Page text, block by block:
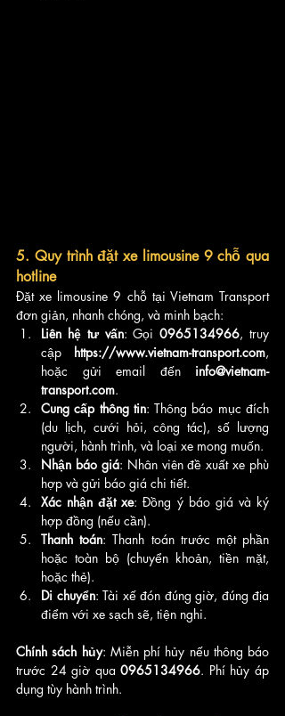
5. Quy trình đặt xe limousine 9 chỗ qua
hotline
Đặt xe limousine 9 chỗ tại Vietnam Transport
đơn giản, nhanh chóng, và minh bạch:
Liên hệ tư vấn: Gọi 0965134966, truy
cập https://www.vietnam-transport.com,
hoặc gửi email đến info@vietnam-
transport.com.
Cung cấp thông tin: Thông báo mục đích
(du lịch, cưới hỏi, công tác), số lượng
người, hành trình, và loại xe mong muốn.
Nhận báo giá: Nhân viên đề xuất xe phù
hợp và gửi báo giá chi tiết.
Xác nhận đặt xe: Đồng ý báo giá và ký
hợp đồng (nếu cần).
Thanh toán: Thanh toán trước một phần
hoặc toàn bộ (chuyển khoản, tiền mặt,
hoặc thẻ).
Di chuyển: Tài xế đón đúng giờ, đúng địa
điểm với xe sạch sẽ, tiện nghi.
Chính sách hủy: Miễn phí hủy nếu thông báo
trước 24 giờ qua 0965134966. Phí hủy áp
dụng tùy hành trình.